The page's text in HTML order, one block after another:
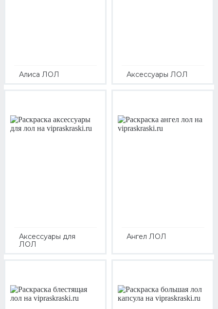
Алиса ЛОЛ Аксессуары ЛОЛ
Аксессуары для
ЛОЛ
Ангел ЛОЛ